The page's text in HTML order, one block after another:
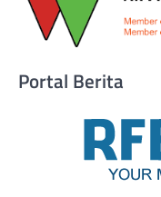
Portal Berita